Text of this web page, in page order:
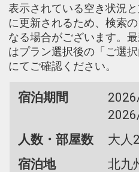
表示されている空き状況
に更新されるため、検索
なる場合がございます。
はプラン選択後の「ご選
にてご確認ください。
宿泊期間
人数・部屋数
大人
宿泊地
北九